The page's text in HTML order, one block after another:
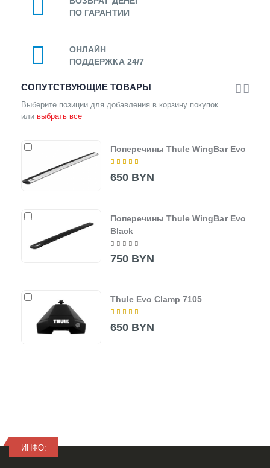
ПО ГАРАНТИИ
ОНЛАЙН
ПОДДЕРЖКА 24/7
СОПУТСТВУЮЩИЕ ТОВАРЫ
Выберите позиции для добавления в корзину покупок
или выбрать все
Поперечины Thule WingBar Evo
650 BYN
Поперечины Thule WingBar Evo
Black
750 BYN
Thule Evo Clamp 7105
650 BYN
ИНФО: